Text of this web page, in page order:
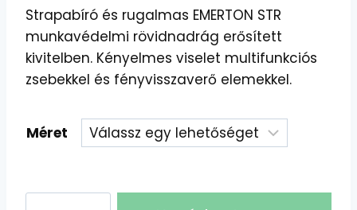
Strapabíró és rugalmas EMERTON STR
munkavédelmi rövidnadrág erősített
kivitelben. Kényelmes viselet multifunkciós
zsebekkel és fényvisszaverő elemekkel.
Méret